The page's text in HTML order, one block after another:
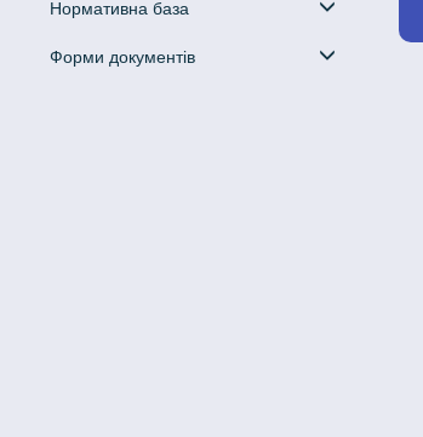
Нормативна база
Форми документів